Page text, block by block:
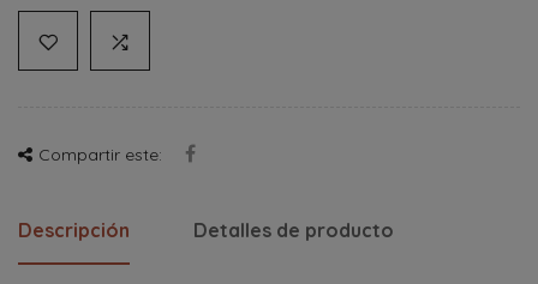
Compartir este:
Descripción Detalles de producto